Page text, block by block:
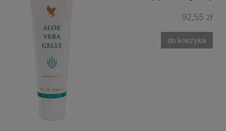
92,55 zł
do koszyka